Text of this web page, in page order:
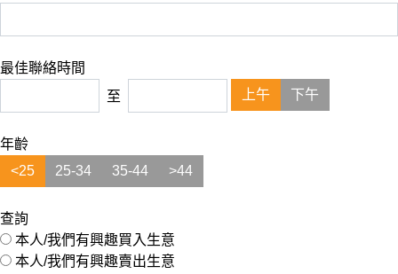
最佳聯絡時間
至
上午 下午
年齡
<25
25-34 35-44 >44
查詢
本人/我們有興趣買入生意
本人/我們有興趣賣出生意